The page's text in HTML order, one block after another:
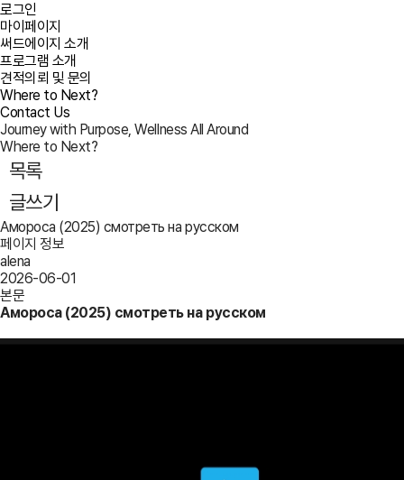
로그인
마이페이지
써드에이지 소개
프로그램 소개
견적의뢰 및 문의
Where to Next?
Contact Us
Journey with Purpose, Wellness All Around
Where to Next?
목록
글쓰기
Амороса (2025) смотреть на русском
페이지 정보
alena
2026-06-01
본문
Амороса (2025) смотреть на русском